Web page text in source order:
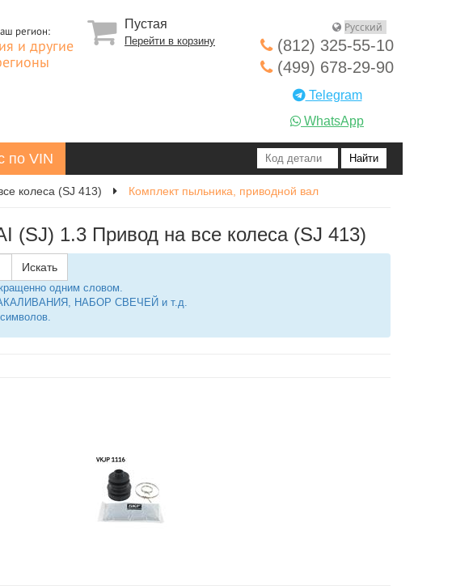
регион:
и другие
Пустая
Перейти в корзину
(812) 325-55-10
(499) 678-29-90
Telegram
WhatsApp
по VIN
колеса (SJ 413) Комплект пыльника, приводной вал
(SJ) 1.3 Привод на все колеса (SJ 413)
Искать
одним словом.
НАБОР СВЕЧЕЙ и т.д.